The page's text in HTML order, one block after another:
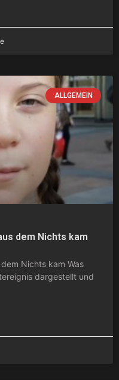
ALLGEMEIN
dem Nichts kam
Nichts kam Was
dargestellt und